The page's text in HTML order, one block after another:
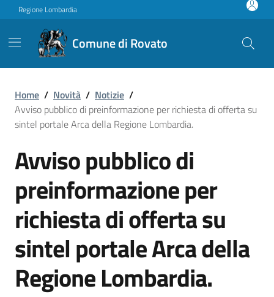
Vai ai contenuti
Vai al footer
Regione Lombardia
Comune di Rovato
Avviso pubblico di
Home / Novità / Notizie /
Avviso pubblico di preinformazione per richiesta di offerta su
sintel portale Arca della Regione Lombardia.
Avviso pubblico di
preinformazione per
richiesta di offerta su
sintel portale Arca della
Regione Lombardia.